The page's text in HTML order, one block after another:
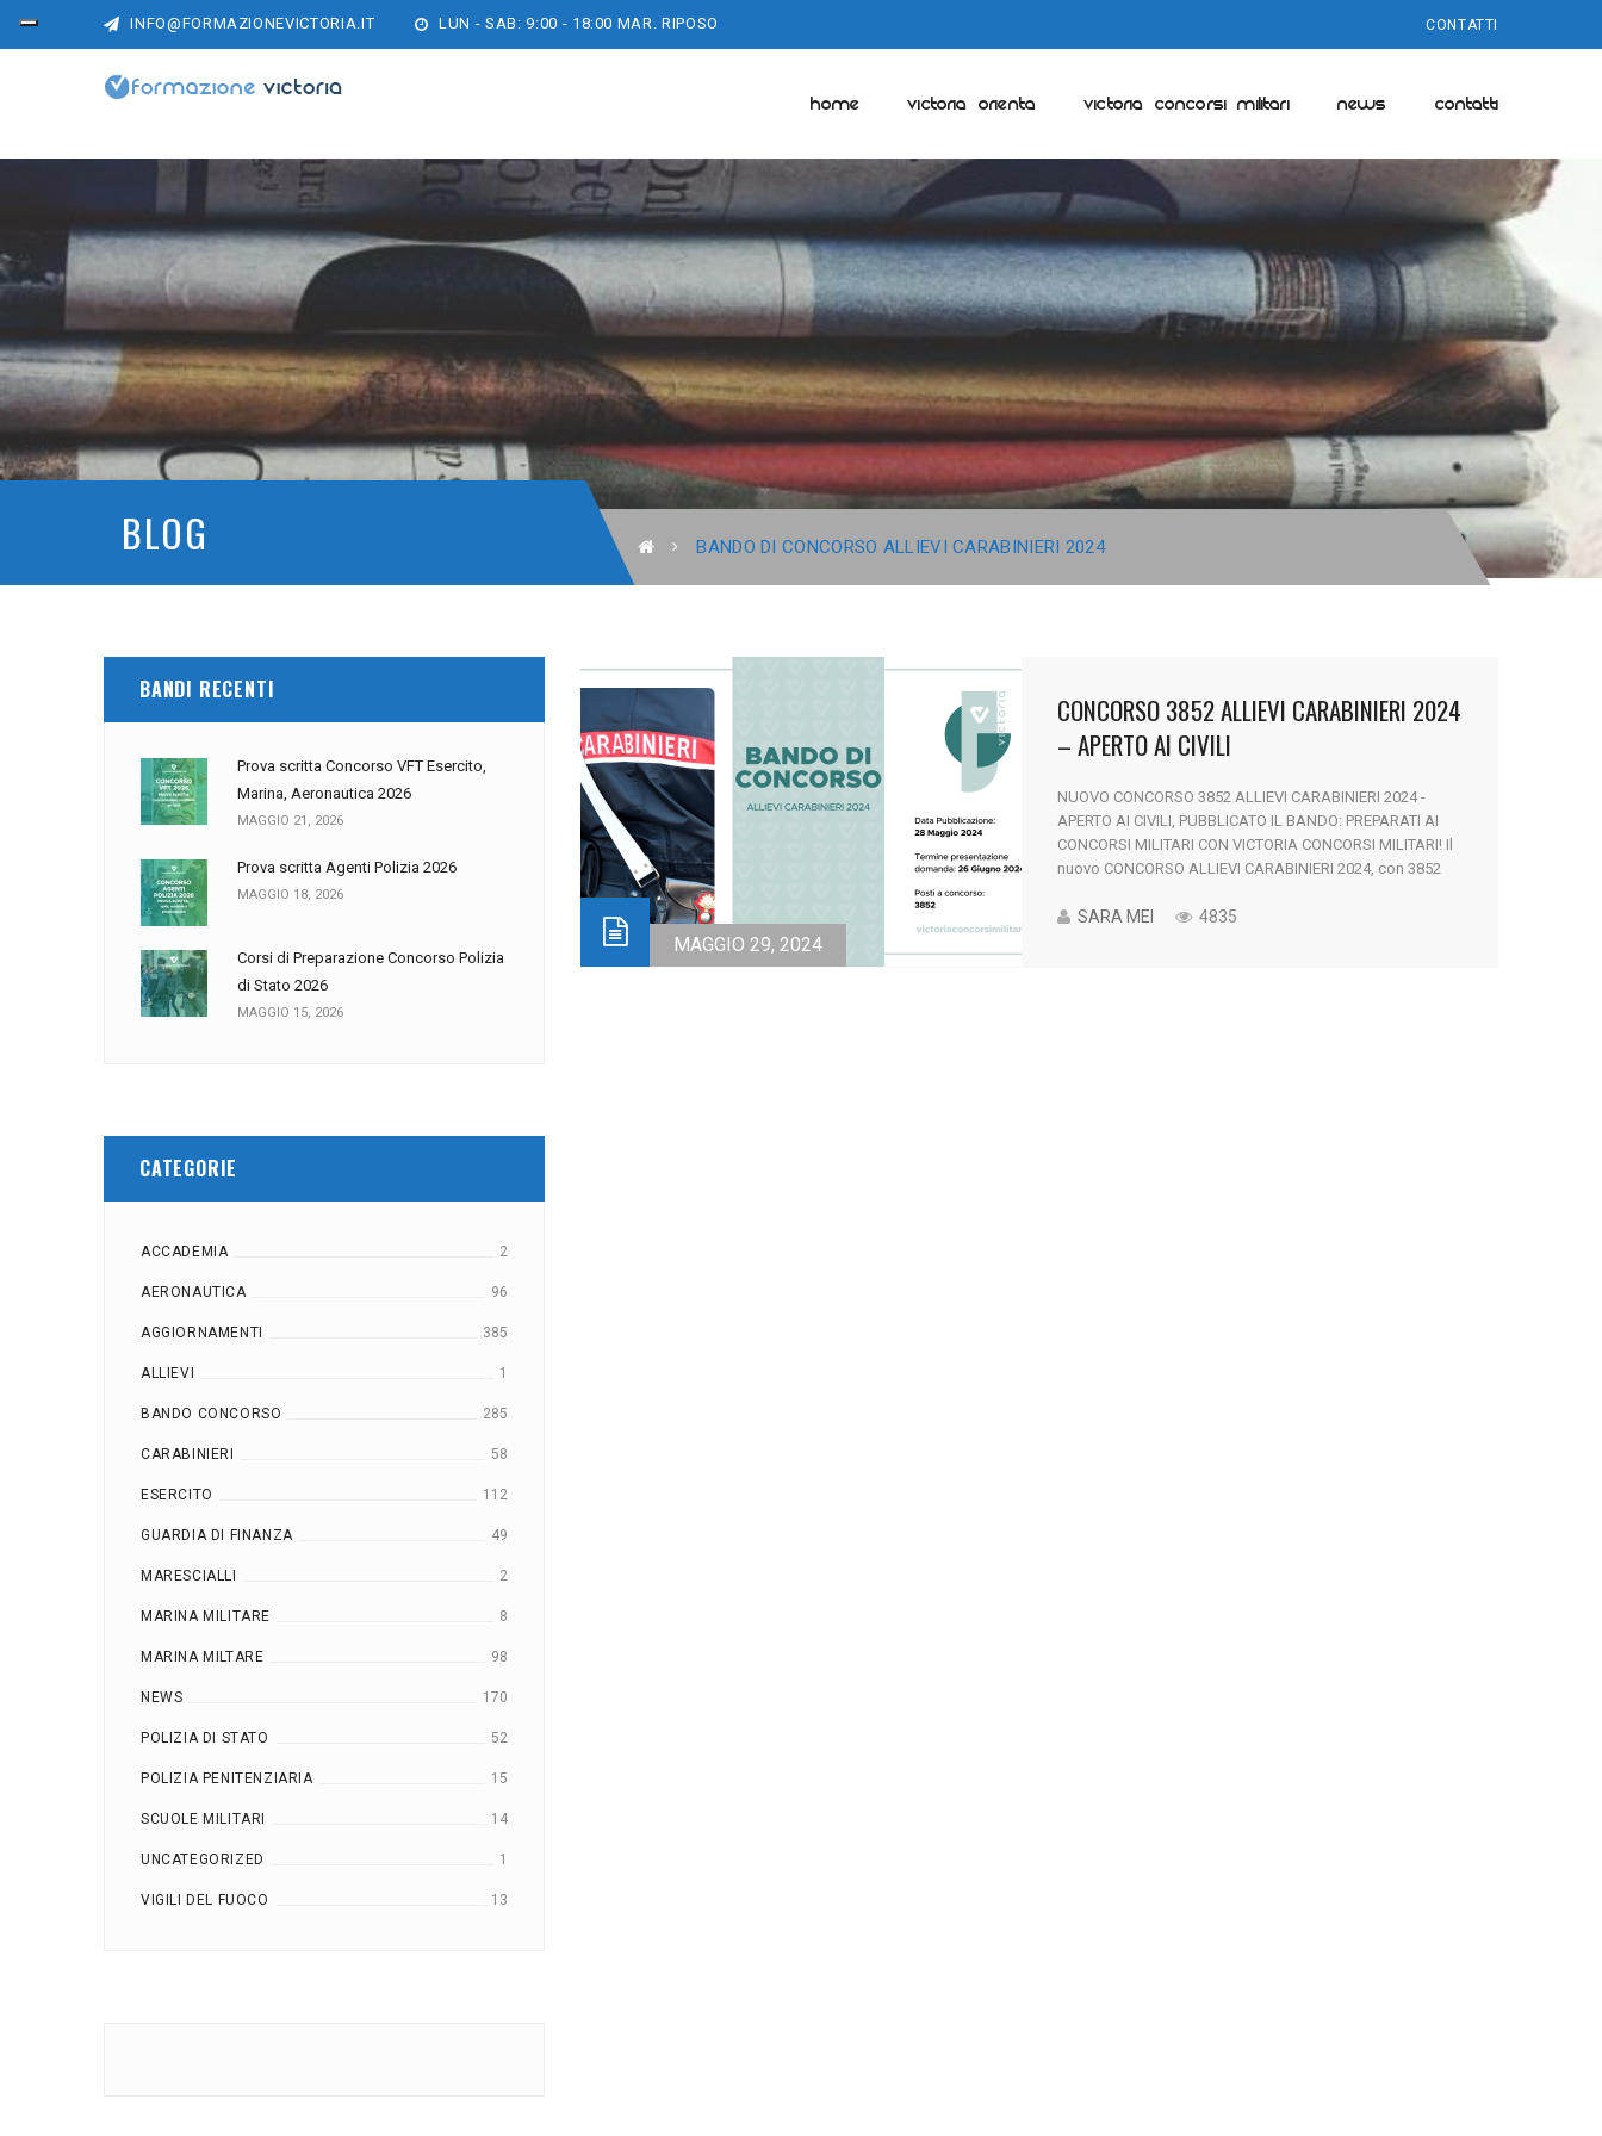
INFO@FORMAZIONEVICTORIA.IT LUN - SAB: 9:00 - 18:00 MAR. RIPOSO CONTATTI
HOME VICTORIA ORIENTA VICTORIA CONCORSI MILITARI NEWS CONTATTI
BLOG BANDO DI CONCORSO ALLIEVI CARABINIERI 2024
BANDI RECENTI
Prova scritta Concorso VFT Esercito,
Marina, Aeronautica 2026
MAGGIO 21, 2026
Prova scritta Agenti Polizia 2026
MAGGIO 18, 2026
Corsi di Preparazione Concorso Polizia
di Stato 2026
MAGGIO 15, 2026
CATEGORIE
ACCADEMIA 2
AERONAUTICA 96
AGGIORNAMENTI 385
ALLIEVI 1
BANDO CONCORSO 285
CARABINIERI 58
ESERCITO 112
GUARDIA DI FINANZA 49
MARESCIALLI 2
MARINA MILITARE 8
MARINA MILTARE 98
NEWS 170
POLIZIA DI STATO 52
POLIZIA PENITENZIARIA 15
SCUOLE MILITARI 14
UNCATEGORIZED 1
VIGILI DEL FUOCO 13
MAGGIO 29, 2024
CONCORSO 3852 ALLIEVI CARABINIERI 2024
– APERTO AI CIVILI
NUOVO CONCORSO 3852 ALLIEVI CARABINIERI 2024 -
APERTO AI CIVILI, PUBBLICATO IL BANDO: PREPARATI AI
CONCORSI MILITARI CON VICTORIA CONCORSI MILITARI! Il
nuovo CONCORSO ALLIEVI CARABINIERI 2024, con 3852
possibile fino al 26 Giugno 2024. Continua a leggere qui
SARA MEI 4835